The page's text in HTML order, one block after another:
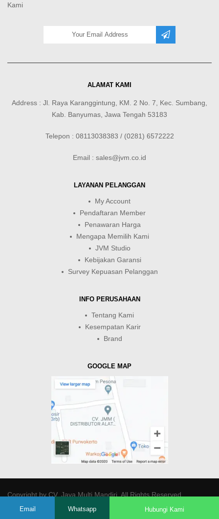
Kami
ALAMAT KAMI
Address : Jl. Raya Karanggintung, KM. 2 No. 7, Kec. Sumbang,
Kab. Banyumas, Jawa Tengah 53183
Telepon : 08113038383 / (0281) 6572222
Email : sales@jvm.co.id
LAYANAN PELANGGAN
My Account
Pendaftaran Member
Penawaran Harga
Mengapa Memilih Kami
JVM Studio
Kebijakan Garansi
Survey Kepuasan Pelanggan
INFO PERUSAHAAN
Tentang Kami
Kesempatan Karir
Brand
GOOGLE MAP
Copyright by CV. Java Multi Mandiri . All Rights Reserved.
Email Whatsapp Hubungi Kami